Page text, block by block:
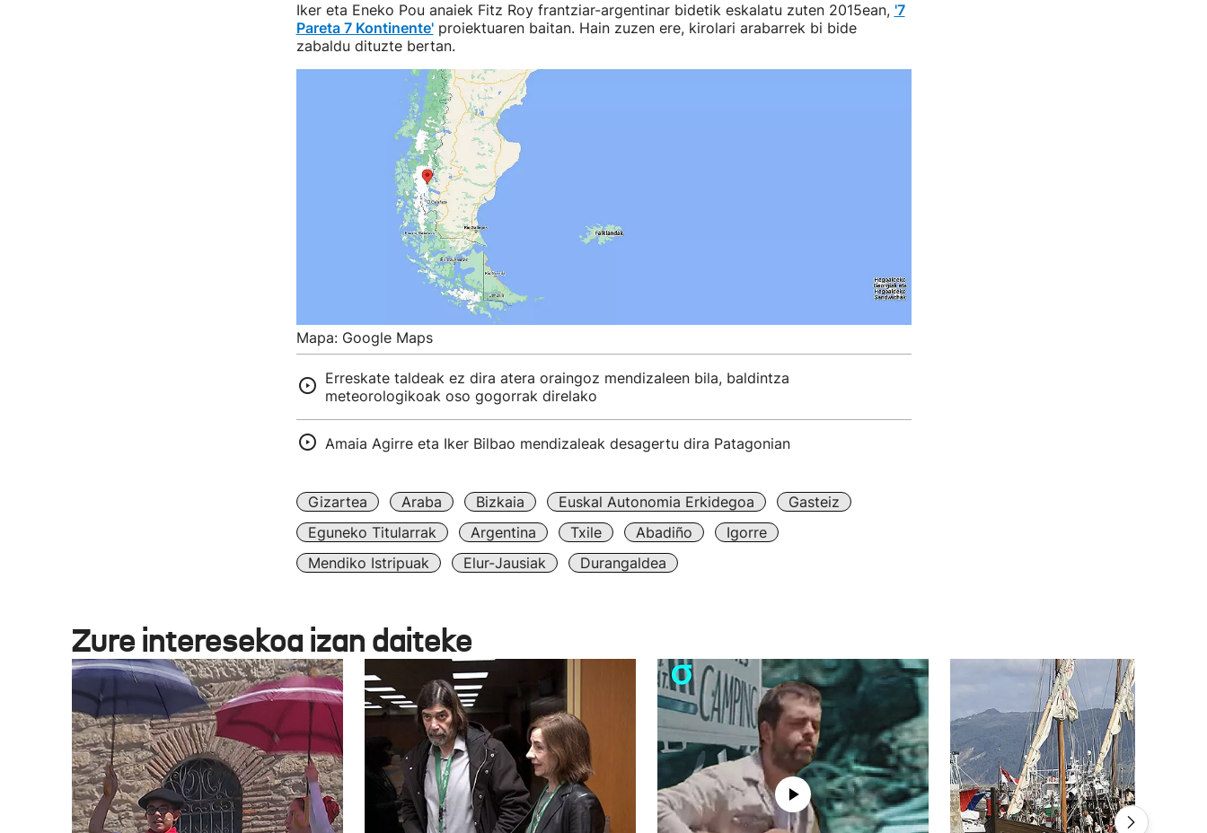
Iker eta Eneko Pou anaiek Fitz Roy frantziar-argentinar bidetik eskalatu zuten 2015ean, '7
Pareta 7 Kontinente'proiektuaren baitan. Hain zuzen ere, kirolari arabarrek bi bide
zabaldu dituzte bertan.
Mapa: Google Maps
Erreskate taldeak ez dira atera oraingoz mendizaleen bila, baldintza
meteorologikoak oso gogorrak direlako
Amaia Agirre eta Iker Bilbao mendizaleak desagertu dira Patagonian
Gizartea Araba Bizkaia Euskal Autonomia Erkidegoa
Gasteiz
Eguneko Titularrak
Argentina Txile Abadiño
Igorre
Mendiko Istripuak
Elur-Jausiak Durangaldea
Zure interesekoa izan daiteke